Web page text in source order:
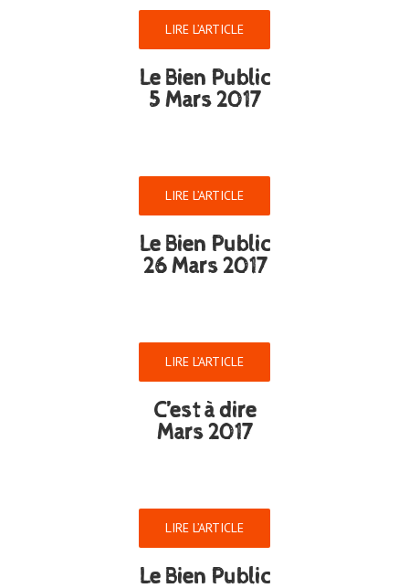
LIRE L’ARTICLE
Le Bien Public
5 Mars 2017
LIRE L’ARTICLE
Le Bien Public
26 Mars 2017
LIRE L’ARTICLE
C’est à dire
Mars 2017
LIRE L’ARTICLE
Le Bien Public